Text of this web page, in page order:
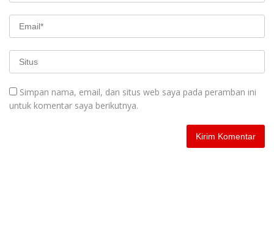
Simpan nama, email, dan situs web saya pada peramban ini
untuk komentar saya berikutnya.